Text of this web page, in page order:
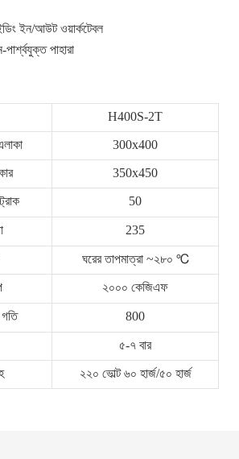
ইন/আউট ওয়ার্কটেবল
পাহারা
H400S-2T
300x400
350x450
50
235
ঘরের তাপমাত্রা ~২৮০ ℃
২০০০ কেজিএফ
গতি 800
৫-৭ বার
২২০ ভোল্ট ৬০ হার্জ/৫০ হার্জ